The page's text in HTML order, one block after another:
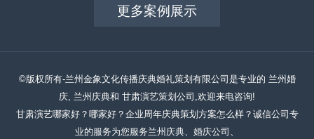
更多案例展示
©版权所有-兰州金象文化传播庆典婚礼策划有限公司是专业的 兰州婚
庆, 兰州庆典和 甘肃演艺策划公司,欢迎来电咨询!
甘肃演艺哪家好？哪家好？企业周年庆典策划方案怎么样？诚信公司专
业的服务为您服务兰州庆典、婚庆公司、